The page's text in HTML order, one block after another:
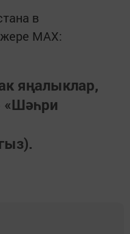
в
MАХ:
яңалыклар,
«Шәһри